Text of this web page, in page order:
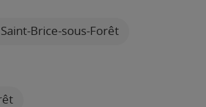
Brice-sous-Forêt